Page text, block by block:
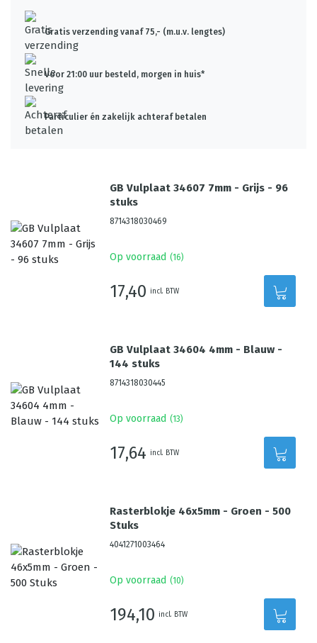
Gratis verzending vanaf 75,- (m.u.v. lengtes)
Voor 21:00 uur besteld, morgen in huis*
Particulier én zakelijk achteraf betalen
GB Vulplaat 34607 7mm - Grijs - 96
stuks
8714318030469
Op voorraad (16)
17,40 incl. BTW
GB Vulplaat 34604 4mm - Blauw -
144 stuks
8714318030445
Op voorraad (13)
17,64 incl. BTW
Rasterblokje 46x5mm - Groen - 500
Stuks
4041271003464
Op voorraad (10)
194,10 incl. BTW